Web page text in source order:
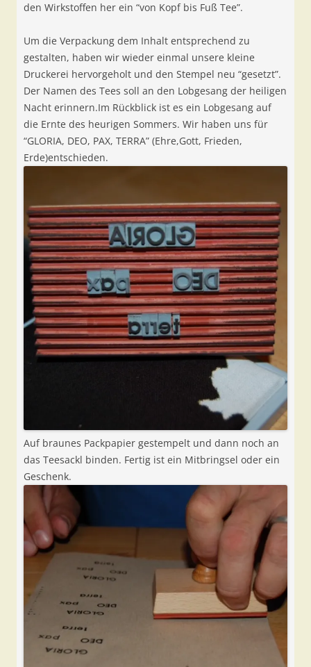
den Wirkstoffen her ein “von Kopf bis Fuß Tee”.
Um die Verpackung dem Inhalt entsprechend zu
gestalten, haben wir wieder einmal unsere kleine
Druckerei hervorgeholt und den Stempel neu “gesetzt”.
Der Namen des Tees soll an den Lobgesang der heiligen
Nacht erinnern.Im Rückblick ist es ein Lobgesang auf
die Ernte des heurigen Sommers. Wir haben uns für
“GLORIA, DEO, PAX, TERRA” (Ehre,Gott, Frieden,
Erde)entschieden.
Auf braunes Packpapier gestempelt und dann noch an
das Teesackl binden. Fertig ist ein Mitbringsel oder ein
Geschenk.